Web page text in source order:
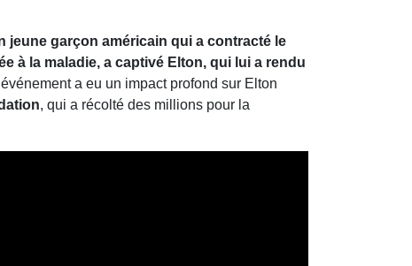
jeune garçon américain qui a contracté le
à la maladie, a captivé Elton, qui lui a rendu
a eu un impact profond sur Elton
, qui a récolté des millions pour la